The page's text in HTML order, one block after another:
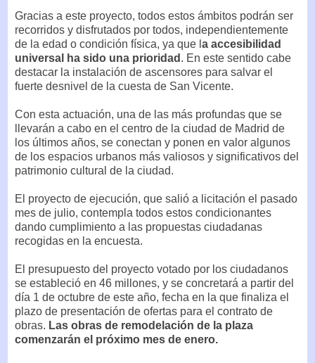
Gracias a este proyecto, todos estos ámbitos podrán ser
recorridos y disfrutados por todos, independientemente
de la edad o condición física, ya que l a accesibilidad
universal ha sido una prioridad . En este sentido cabe
destacar la instalación de ascensores para salvar el
fuerte desnivel de la cuesta de San Vicente.
Con esta actuación, una de las más profundas que se
llevarán a cabo en el centro de la ciudad de Madrid de
los últimos años, se conectan y ponen en valor algunos
de los espacios urbanos más valiosos y significativos del
patrimonio cultural de la ciudad.
El proyecto de ejecución, que salió a licitación el pasado
mes de julio, contempla todos estos condicionantes
dando cumplimiento a las propuestas ciudadanas
recogidas en la encuesta.
El presupuesto del proyecto votado por los ciudadanos
se estableció en 46 millones, y se concretará a partir del
día 1 de octubre de este año, fecha en la que finaliza el
plazo de presentación de ofertas para el contrato de
obras. Las obras de remodelación de la plaza
comenzarán el próximo mes de enero.